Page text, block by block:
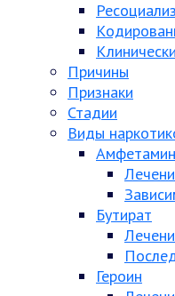
Причины
Признаки
Стадии
Виды
Амфетамин
Бутират
Героин